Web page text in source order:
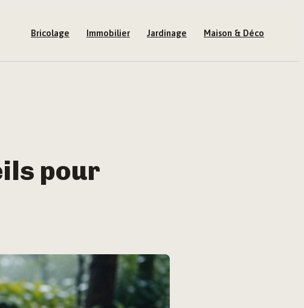
Bricolage Immobilier Jardinage Maison & Déco
pour